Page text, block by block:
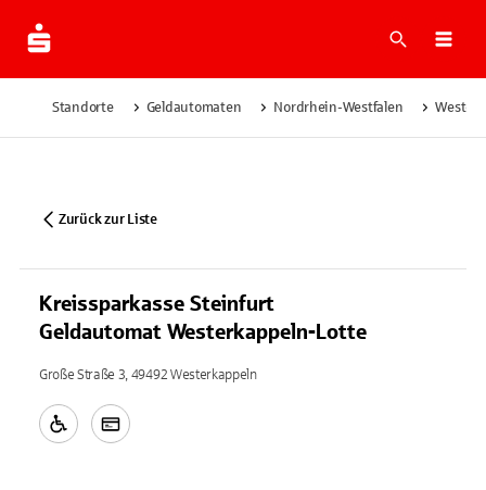
Suche
Standorte Geldautomaten Nordrhein-Westfalen
Zurück zur Liste
Kreissparkasse Steinfurt
Geldautomat Westerkappeln-Lotte
Große Straße 3, 49492 Westerkappeln